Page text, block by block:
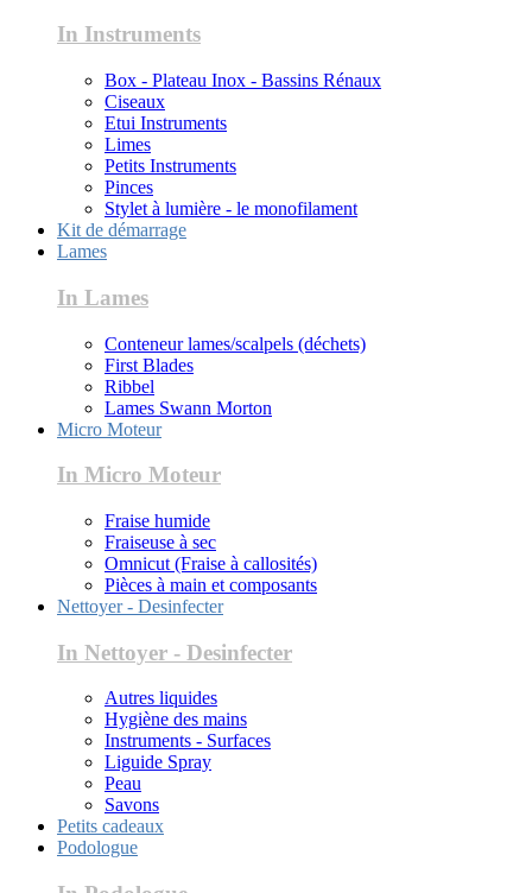
In Instruments
Box - Plateau Inox - Bassins Rénaux
Ciseaux
Etui Instruments
Limes
Petits Instruments
Pinces
Stylet à lumière - le monofilament
Kit de démarrage
Lames
In Lames
Conteneur lames/scalpels (déchets)
First Blades
Ribbel
Lames Swann Morton
Micro Moteur
In Micro Moteur
Fraise humide
Fraiseuse à sec
Omnicut (Fraise à callosités)
Pièces à main et composants
Nettoyer - Desinfecter
In Nettoyer - Desinfecter
Autres liquides
Hygiène des mains
Instruments - Surfaces
Liguide Spray
Peau
Savons
Petits cadeaux
Podologue